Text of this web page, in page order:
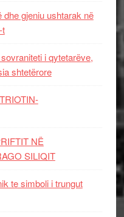
gjeniu ushtarak në
t
i qytetarëve,
shtetërore
NË
SILIQIT
te simboli i trungut